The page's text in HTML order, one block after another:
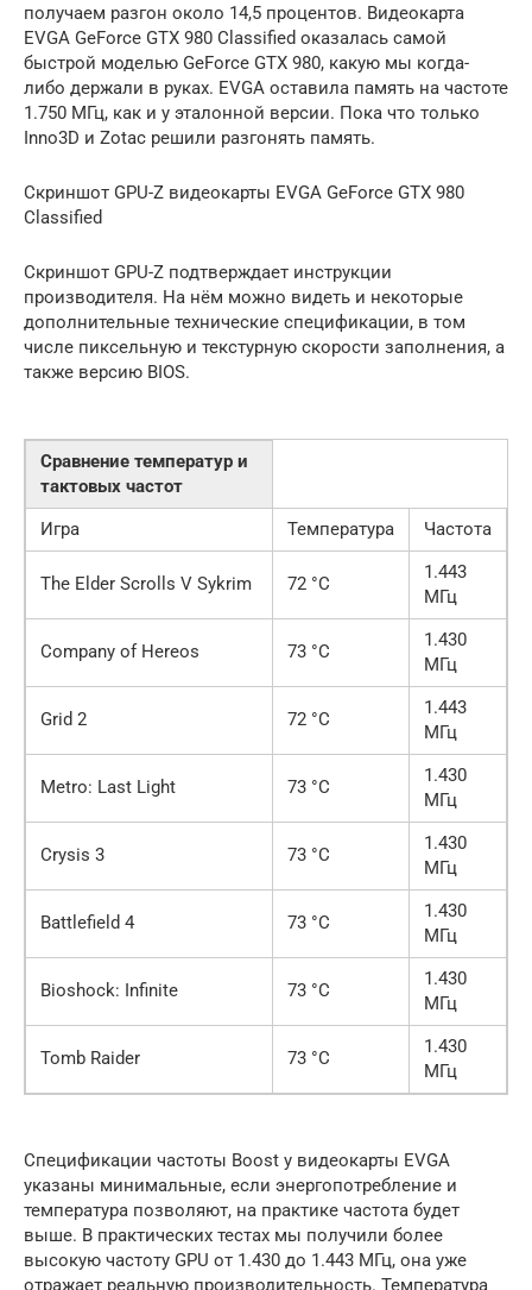
получаем разгон около 14,5 процентов. Видеокарта
EVGA GeForce GTX 980 Classified оказалась самой
быстрой моделью GeForce GTX 980, какую мы когда-
либо держали в руках. EVGA оставила память на частоте
1.750 МГц, как и у эталонной версии. Пока что только
Inno3D и Zotac решили разгонять память.
Скриншот GPU-Z видеокарты EVGA GeForce GTX 980
Classified
Скриншот GPU-Z подтверждает инструкции
производителя. На нём можно видеть и некоторые
дополнительные технические спецификации, в том
числе пиксельную и текстурную скорости заполнения, а
также версию BIOS.
Сравнение температур и
тактовых частот
Игра
Температура Частота
The Elder Scrolls V Sykrim 72 °C
1.443
МГц
Company of Hereos 73 °C
1.430
МГц
Grid 2 72 °C
1.443
МГц
Metro: Last Light 73 °C
1.430
МГц
Crysis 3 73 °C
1.430
МГц
Battlefield 4 73 °C
1.430
МГц
Bioshock: Infinite 73 °C
1.430
МГц
Tomb Raider 73 °C
1.430
МГц
Спецификации частоты Boost у видеокарты EVGA
указаны минимальные, если энергопотребление и
температура позволяют, на практике частота будет
выше. В практических тестах мы получили более
высокую частоту GPU от 1.430 до 1.443 МГц, она уже
отражает реальную производительность. Температура